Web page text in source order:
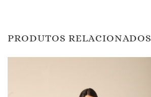
PRODUTOS RELACIONADOS